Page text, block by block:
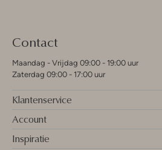
Contact
Maandag - Vrijdag 09:00 - 19:00 uur
Zaterdag 09:00 - 17:00 uur
Klantenservice
Account
Inspiratie